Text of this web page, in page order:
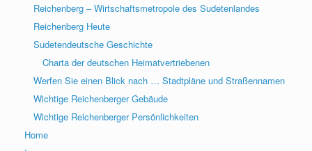
Reichenberg – Wirtschaftsmetropole des Sudetenlandes
Reichenberg Heute
Sudetendeutsche Geschichte
Charta der deutschen Heimatvertriebenen
Werfen Sie einen Blick nach … Stadtpläne und Straßennamen
Wichtige Reichenberger Gebäude
Wichtige Reichenberger Persönlichkeiten
Home